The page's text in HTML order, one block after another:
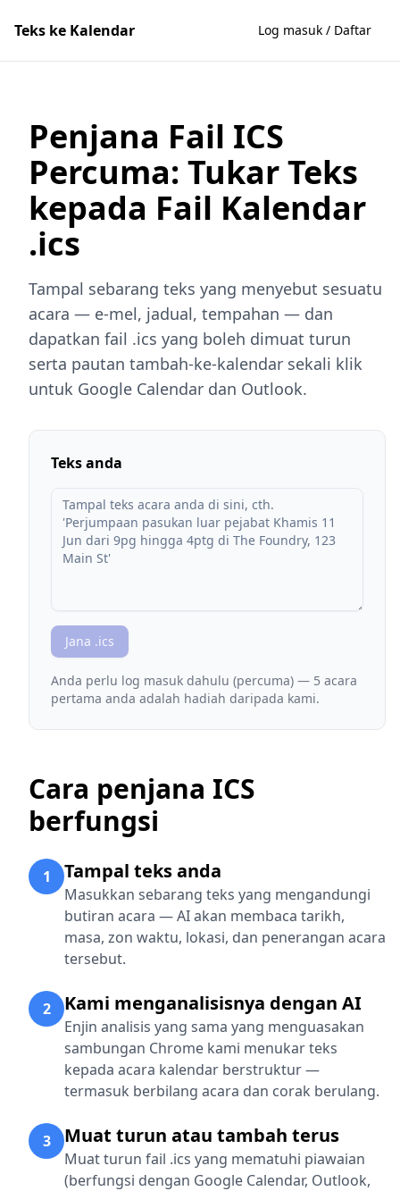
Teks ke Kalendar Log masuk / Daftar
Penjana Fail ICS
Percuma: Tukar Teks
kepada Fail Kalendar
.ics
Tampal sebarang teks yang menyebut sesuatu
acara — e-mel, jadual, tempahan — dan
dapatkan fail .ics yang boleh dimuat turun
serta pautan tambah-ke-kalendar sekali klik
untuk Google Calendar dan Outlook.
Teks anda
Jana .ics
Anda perlu log masuk dahulu (percuma) — 5 acara
pertama anda adalah hadiah daripada kami.
Cara penjana ICS
berfungsi
1 Tampal teks anda
Masukkan sebarang teks yang mengandungi
butiran acara — AI akan membaca tarikh,
masa, zon waktu, lokasi, dan penerangan acara
tersebut.
2 Kami menganalisisnya dengan AI
Enjin analisis yang sama yang menguasakan
sambungan Chrome kami menukar teks
kepada acara kalendar berstruktur —
termasuk berbilang acara dan corak berulang.
3 Muat turun atau tambah terus
Muat turun fail .ics yang mematuhi piawaian
(berfungsi dengan Google Calendar, Outlook,